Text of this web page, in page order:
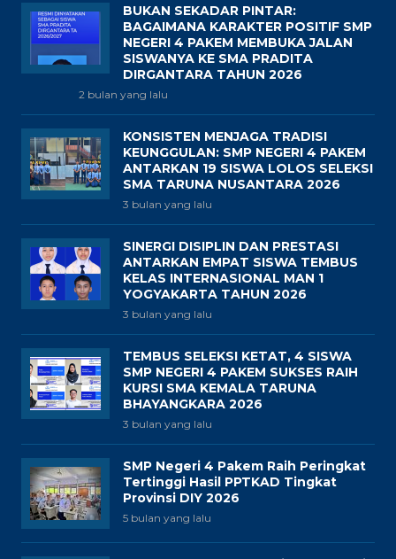
BUKAN SEKADAR PINTAR:
BAGAIMANA KARAKTER POSITIF SMP
NEGERI 4 PAKEM MEMBUKA JALAN
SISWANYA KE SMA PRADITA
DIRGANTARA TAHUN 2026
2 bulan yang lalu
KONSISTEN MENJAGA TRADISI
KEUNGGULAN: SMP NEGERI 4 PAKEM
ANTARKAN 19 SISWA LOLOS SELEKSI
SMA TARUNA NUSANTARA 2026
3 bulan yang lalu
SINERGI DISIPLIN DAN PRESTASI
ANTARKAN EMPAT SISWA TEMBUS
KELAS INTERNASIONAL MAN 1
YOGYAKARTA TAHUN 2026
3 bulan yang lalu
TEMBUS SELEKSI KETAT, 4 SISWA
SMP NEGERI 4 PAKEM SUKSES RAIH
KURSI SMA KEMALA TARUNA
BHAYANGKARA 2026
3 bulan yang lalu
SMP Negeri 4 Pakem Raih Peringkat
Tertinggi Hasil PPTKAD Tingkat
Provinsi DIY 2026
5 bulan yang lalu